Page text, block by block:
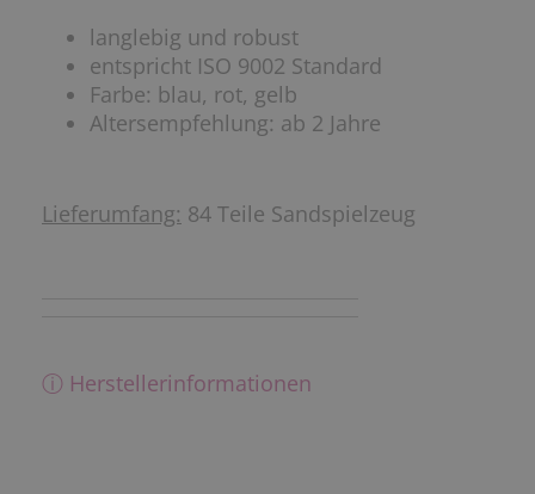
langlebig und robust
entspricht ISO 9002 Standard
Farbe: blau, rot, gelb
Altersempfehlung: ab 2 Jahre
Lieferumfang: 84 Teile Sandspielzeug
ⓘ Herstellerinformationen